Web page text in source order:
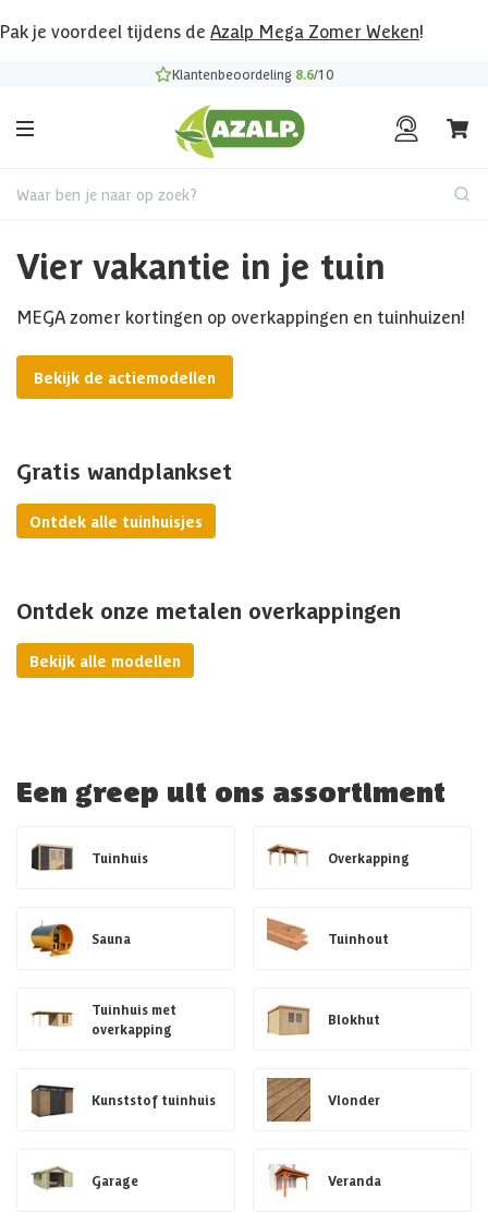
Pak je voordeel tijdens de Azalp Mega Zomer Weken!
Klantenbeoordeling 8.6/10
Waar ben je naar op zoek?
Vier vakantie in je tuin
MEGA zomer kortingen op overkappingen en tuinhuizen!
Bekijk de actiemodellen
Gratis wandplankset
Ontdek alle tuinhuisjes
Ontdek onze metalen overkappingen
Bekijk alle modellen
Een greep uit ons assortiment
Tuinhuis Overkapping
Sauna Tuinhout
Tuinhuis met
overkapping
Blokhut
Kunststof tuinhuis Vlonder
Garage Veranda